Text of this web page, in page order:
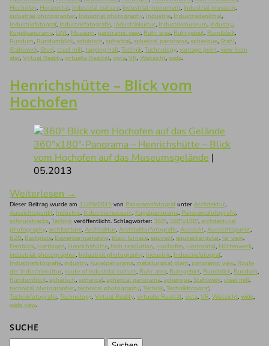
Hochofen, Horizontal, industrial culture, industrial monument, industrial museum,
industrial photographer, Industrial photography, Industrie, Industriedenkmal,
Industriefotograf, Industriefotografie, Industriekultur, Industriemuseum, industry,
Kugelpanorama, LWL, Museum, panoramic view, Ruhr area, Ruhrgebiet, Rundblick,
Rundum, Rundumblick, sphärisch, spherical, spherical panorama, spherique, Stahl,
Stahlwerk, Steel, steel mill, tapping hall, Technik, Technology, vantage point, view from
afar, Virtual Reality, virtuelle Realität, vista, VR, Weitsicht, wide.
Henrichshütte – Blick vom
Hochofen
360°x180°-Panorama – Henrichshütte – Blick
vom Hochofen auf das Museumsgelände |
05.2013
Weiterlesen →
Dieser Beitrag wurde am 11/09/2015 von Panoramafotografunter Architektur,
Aussichtspunkt, Industrie, Industriemuseum, Kugelpanorama, Panoramafotografie,
schnurstracks, Technik veröffentlicht. Schlagwörter: 360°, 360°x180°, architectural
photography, architecture, Architektur, Architekturfotografie, Aussicht, Aussichtspunkt,
B2B, Backplate, Bewerbermarketing, blast furnace, equirect, equirectangular, far view,
Fernblick, Hattingen, Henrichshütte, high-resolution, Hochofen, Horizontal, Hüttenwerk,
industrial photographer, Industrial photography, Industrie, Industriefotograf,
Industriefotografie, industry, Kugelpanorama, metallurgical plant, panoramic view, Route
der Industriekultur, route of industrial culture, Ruhr area, Ruhrgebiet, Rundblick, Rundum,
Rundumblick, sphärisch, spherical, spherical panorama, spherique, Stahlwerk, steel mill,
technical photographer, technical photography, Technik, Technikfotograf,
Technikfotografie, Technology, Virtual Reality, virtuelle Realität, vista, VR, Weitsicht, wide,
wide view.
SUCHE